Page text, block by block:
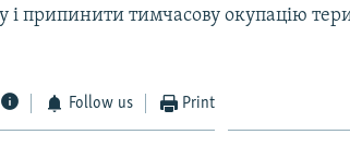
і припинити тимчасову окупацію
Follow us Print